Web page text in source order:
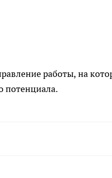
работы, на
потенциала.